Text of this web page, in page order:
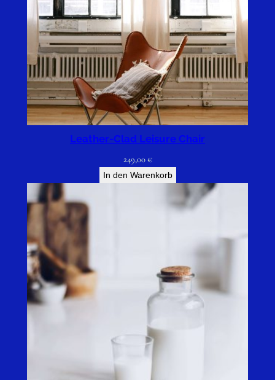
Leather-Clad Leisure Chair
249,00 €
In den Warenkorb